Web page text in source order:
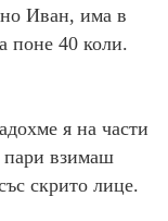
Иван, има в
поне 40 коли.
я на части
пари взимаш
скрито лице.